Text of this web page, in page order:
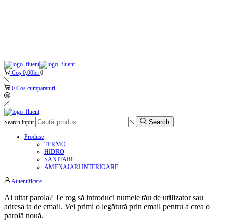
Coș 0,00lei 0
0 Cos cumparaturi
Search input Search
Produse
TERMO
HIDRO
SANITARE
AMENAJARI INTERIOARE
Autentificare
Ai uitat parola? Te rog să introduci numele tău de utilizator sau
adresa ta de email. Vei primi o legătură prin email pentru a crea o
parolă nouă.